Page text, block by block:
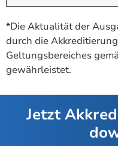
*Die Aktualität der
durch die
Geltungsbereiches
gewährleistet.
Jetzt